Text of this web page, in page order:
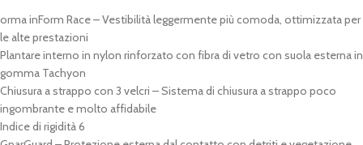
orma inForm Race – Vestibilità leggermente più comoda, ottimizzata per
le alte prestazioni
Plantare interno in nylon rinforzato con fibra di vetro con suola esterna in
gomma Tachyon
Chiusura a strappo con 3 velcri – Sistema di chiusura a strappo poco
ingombrante e molto affidabile
Indice di rigidità 6